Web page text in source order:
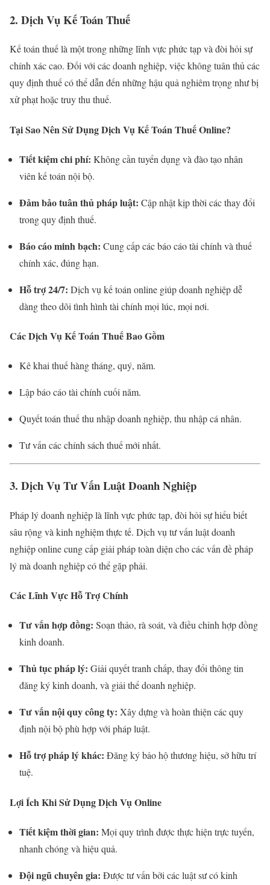
2. Dịch Vụ Kế Toán Thuế
Kế toán thuế là một trong những lĩnh vực phức tạp và đòi hỏi sự
chính xác cao. Đối với các doanh nghiệp, việc không tuân thủ các
quy định thuế có thể dẫn đến những hậu quả nghiêm trọng như bị
xử phạt hoặc truy thu thuế.
Tại Sao Nên Sử Dụng Dịch Vụ Kế Toán Thuế Online?
Tiết kiệm chi phí: Không cần tuyển dụng và đào tạo nhân
viên kế toán nội bộ.
Đảm bảo tuân thủ pháp luật: Cập nhật kịp thời các thay đổi
trong quy định thuế.
Báo cáo minh bạch: Cung cấp các báo cáo tài chính và thuế
chính xác, đúng hạn.
Hỗ trợ 24/7: Dịch vụ kế toán online giúp doanh nghiệp dễ
dàng theo dõi tình hình tài chính mọi lúc, mọi nơi.
Các Dịch Vụ Kế Toán Thuế Bao Gồm
Kê khai thuế hàng tháng, quý, năm.
Lập báo cáo tài chính cuối năm.
Quyết toán thuế thu nhập doanh nghiệp, thu nhập cá nhân.
Tư vấn các chính sách thuế mới nhất.
3. Dịch Vụ Tư Vấn Luật Doanh Nghiệp
Pháp lý doanh nghiệp là lĩnh vực phức tạp, đòi hỏi sự hiểu biết
sâu rộng và kinh nghiệm thực tế. Dịch vụ tư vấn luật doanh
nghiệp online cung cấp giải pháp toàn diện cho các vấn đề pháp
lý mà doanh nghiệp có thể gặp phải.
Các Lĩnh Vực Hỗ Trợ Chính
Tư vấn hợp đồng: Soạn thảo, rà soát, và điều chỉnh hợp đồng
kinh doanh.
Thủ tục pháp lý: Giải quyết tranh chấp, thay đổi thông tin
đăng ký kinh doanh, và giải thể doanh nghiệp.
Tư vấn nội quy công ty: Xây dựng và hoàn thiện các quy
định nội bộ phù hợp với pháp luật.
Hỗ trợ pháp lý khác: Đăng ký bảo hộ thương hiệu, sở hữu trí
tuệ.
Lợi Ích Khi Sử Dụng Dịch Vụ Online
Tiết kiệm thời gian: Mọi quy trình được thực hiện trực tuyến,
nhanh chóng và hiệu quả.
Đội ngũ chuyên gia: Được tư vấn bởi các luật sư có kinh